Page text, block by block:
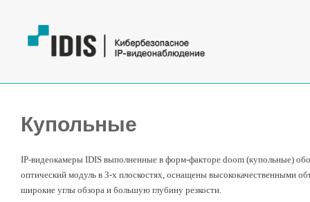
Купольные
IP-видеокамеры IDIS выполненные в форм-факторе doom (купольные)
оптический модуль в 3-х плоскостях, оснащены высококачественными
широкие углы обзора и большую глубину резкости.